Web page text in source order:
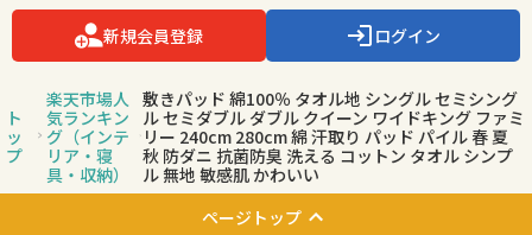
新規会員登録 ログイン
ト
ッ
プ
楽天市場人
気ランキン
グ（インテ
リア・寝
具・収納）
敷きパッド 綿100％ タオル地 シングル セミシング
ル セミダブル ダブル クイーン ワイドキング ファミ
リー 240cm 280cm 綿 汗取り パッド パイル 春 夏
秋 防ダニ 抗菌防臭 洗える コットン タオル シンプ
ル 無地 敏感肌 かわいい
ページトップ